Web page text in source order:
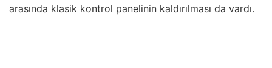
arasında klasik kontrol panelinin kaldırılması da vardı.